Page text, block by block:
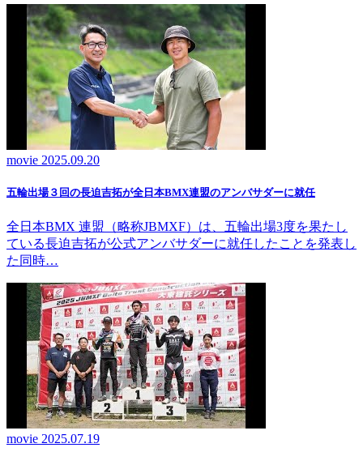
movie 2025.09.20
五輪出場３回の長迫吉拓が全日本BMX連盟のアンバサダーに就任
全日本BMX 連盟（略称JBMXF）は、五輪出場3度を果たし
ている長迫吉拓が公式アンバサダーに就任したことを発表し
た同時…
movie 2025.07.19